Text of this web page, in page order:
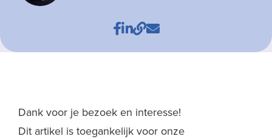
Dank voor je bezoek en interesse!
Dit artikel is toegankelijk voor onze